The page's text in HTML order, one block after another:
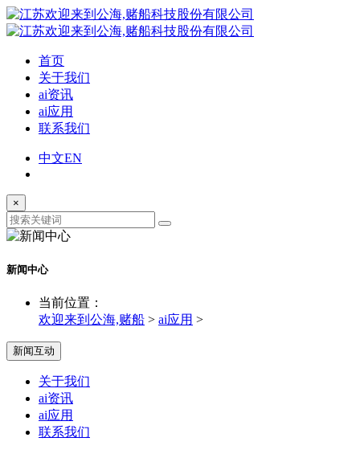
首页
关于我们
ai资讯
ai应用
联系我们
中文EN
×
新闻中心
当前位置：
欢迎来到公海,赌船 > ai应用 >
新闻互动
关于我们
ai资讯
ai应用
联系我们